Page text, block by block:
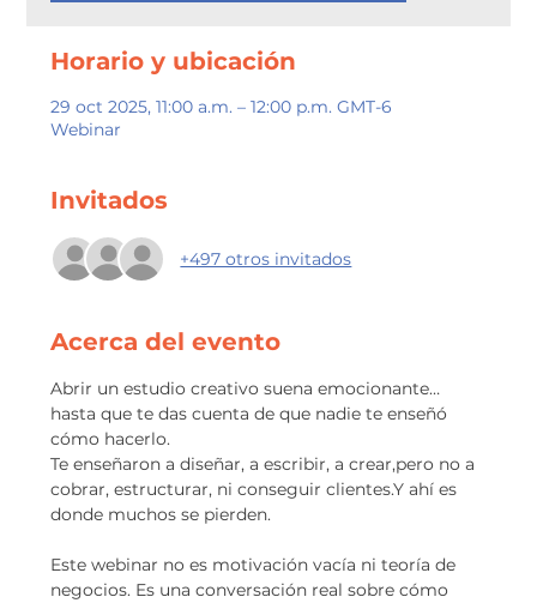
Horario y ubicación
29 oct 2025, 11:00 a.m. – 12:00 p.m. GMT-6
Webinar
Invitados
+497 otros invitados
Acerca del evento
Abrir un estudio creativo suena emocionante…
hasta que te das cuenta de que nadie te enseñó
cómo hacerlo.
Te enseñaron a diseñar, a escribir, a crear,pero no a
cobrar, estructurar, ni conseguir clientes.Y ahí es
donde muchos se pierden.
Este webinar no es motivación vacía ni teoría de
negocios. Es una conversación real sobre cómo